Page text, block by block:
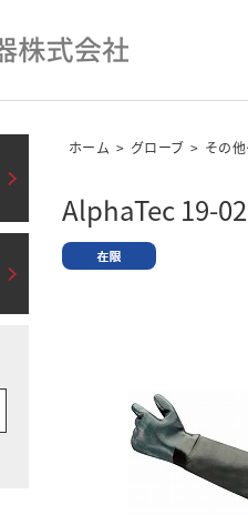
ホーム > グローブ > その
AlphaTec 19-